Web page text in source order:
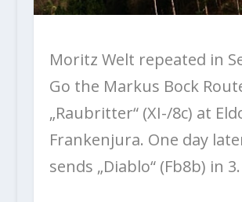
Moritz Welt repeated in
Go the Markus Bock
„Raubritter“ (XI-/8c) at
Frankenjura. One day
sends „Diablo“ (Fb8b) in